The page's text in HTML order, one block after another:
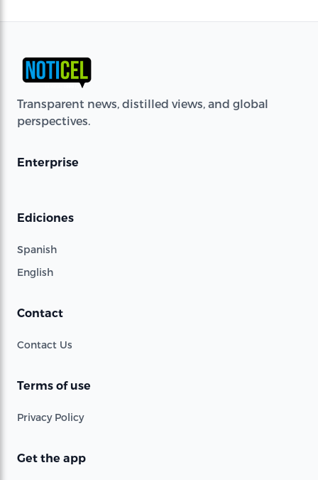
Transparent news, distilled views, and global
perspectives.
Enterprise
Ediciones
Spanish
English
Contact
Contact Us
Terms of use
Privacy Policy
Get the app